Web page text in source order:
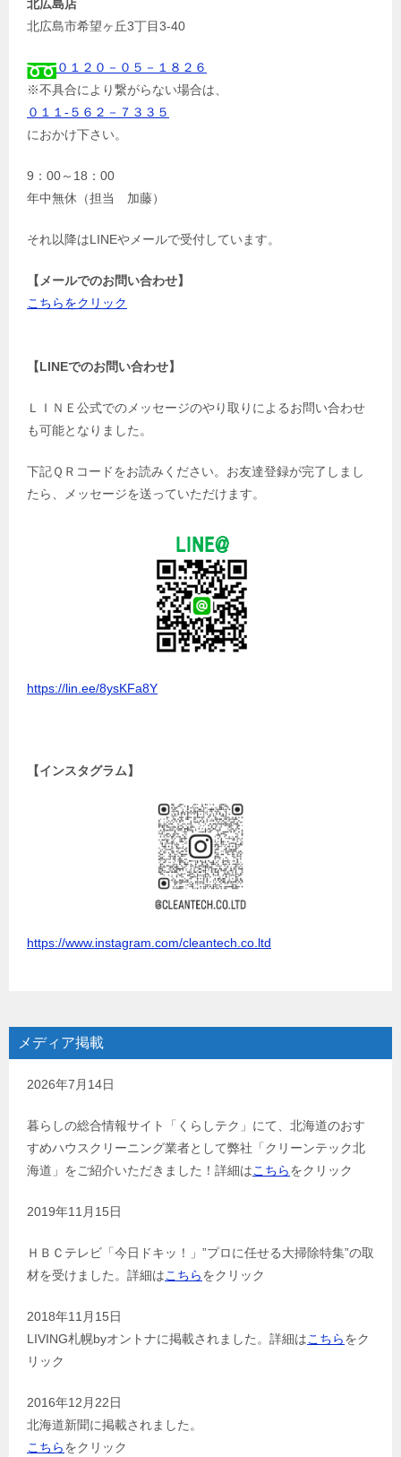
北広島店
北広島市希望ヶ丘3丁目3-40
０１２０－０５－１８２６
※不具合により繋がらない場合は、
０１１-５６２－７３３５
におかけ下さい。
9：00～18：00
年中無休（担当 加藤）
それ以降はLINEやメールで受付しています。
【メールでのお問い合わせ】
こちらをクリック
【LINEでのお問い合わせ】
ＬＩＮＥ公式でのメッセージのやり取りによるお問い合わせ
も可能となりました。
下記ＱＲコードをお読みください。お友達登録が完了しまし
たら、メッセージを送っていただけます。
https://lin.ee/8ysKFa8Y
【インスタグラム】
https://www.instagram.com/cleantech.co.ltd
メディア掲載
2026年7月14日
暮らしの総合情報サイト「くらしテク」にて、北海道のおす
すめハウスクリーニング業者として弊社「クリーンテック北
海道」をご紹介いただきました！詳細はこちらをクリック
2019年11月15日
ＨＢＣテレビ「今日ドキッ！」”プロに任せる大掃除特集”の取
材を受けました。詳細はこちらをクリック
2018年11月15日
LIVING札幌byオントナに掲載されました。詳細はこちらをク
リック
2016年12月22日
北海道新聞に掲載されました。
こちらをクリック